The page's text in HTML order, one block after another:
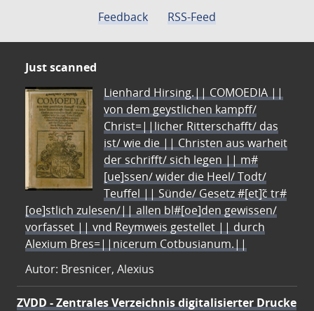
Feedback
RSS-Feed
Just scanned
Lienhard Hirsing.|| COMOEDIA ||
von dem geystlichen kampff/
Christ=||licher Ritterschafft/ das
ist/ wie die || Christen aus warheit
der schrifft/ sich legen || m#
[ue]ssen/ wider die Heel/ Todt/
Teuffel || Sünde/ Gesetz #[et]c̃ tr#
[oe]stlich zulesen/|| allen bl#[oe]den gewissen/
vorfasset || vnd Reymweis gestellet || durch
Alexium Bres=||nicerum Cotbusianum.||
Autor: Bresnicer, Alexius
ZVDD - Zentrales Verzeichnis digitalisierter Drucke